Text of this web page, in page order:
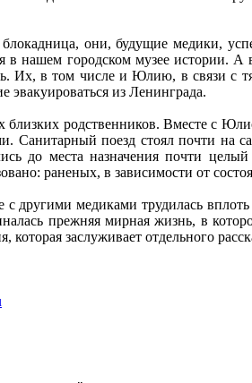
они, будущие медики,
в нашем городском музее
Их, в том числе и Юлию, в связи
эвакуироваться из Ленинграда.
родственников. Вместе с
Санитарный поезд стоял почти на
до места назначения почти
раненых, в зависимости от
другими медиками трудилась
прежняя мирная жизнь, в
заслуживает отдельного